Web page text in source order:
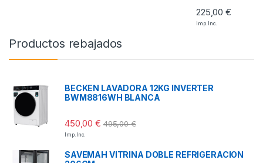
225,00€
Imp. Inc.
Productos rebajados
BECKEN LAVADORA 12KG INVERTER
BWM8816WH BLANCA
450,00€ 495,00€
Imp. Inc.
SAVEMAH VITRINA DOBLE REFRIGERACION